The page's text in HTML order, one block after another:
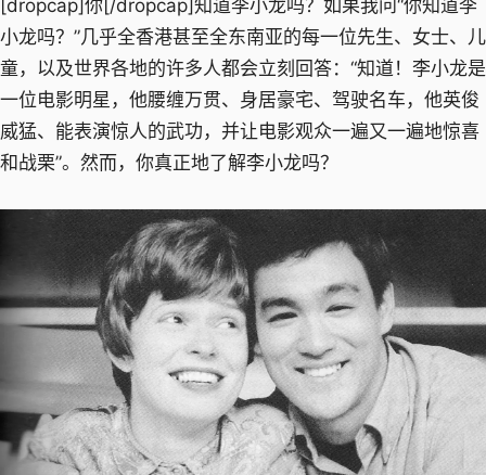
[dropcap]你[/dropcap]知道李小龙吗？如果我问“你知道李
小龙吗？”几乎全香港甚至全东南亚的每一位先生、女士、儿
童，以及世界各地的许多人都会立刻回答：“知道！李小龙是
一位电影明星，他腰缠万贯、身居豪宅、驾驶名车，他英俊
威猛、能表演惊人的武功，并让电影观众一遍又一遍地惊喜
和战栗”。然而，你真正地了解李小龙吗？